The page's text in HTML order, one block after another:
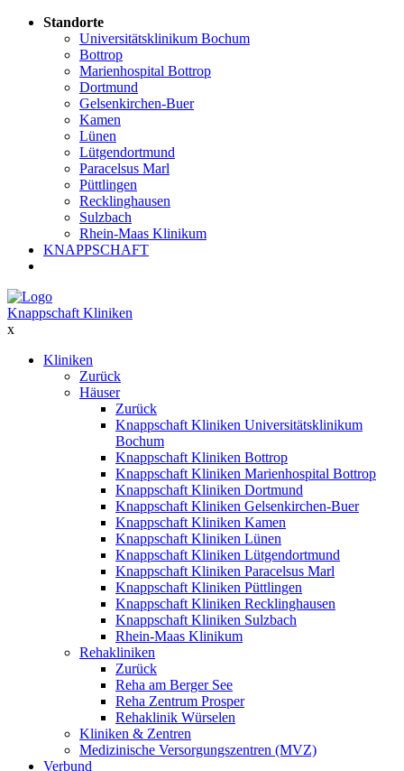
Standorte
Universitätsklinikum Bochum
Bottrop
Marienhospital Bottrop
Dortmund
Gelsenkirchen-Buer
Kamen
Lünen
Lütgendortmund
Paracelsus Marl
Püttlingen
Recklinghausen
Sulzbach
Rhein-Maas Klinikum
KNAPPSCHAFT
Knappschaft Kliniken
x
Kliniken
Zurück
Häuser
Zurück
Knappschaft Kliniken Universitätsklinikum
Bochum
Knappschaft Kliniken Bottrop
Knappschaft Kliniken Marienhospital Bottrop
Knappschaft Kliniken Dortmund
Knappschaft Kliniken Gelsenkirchen-Buer
Knappschaft Kliniken Kamen
Knappschaft Kliniken Lünen
Knappschaft Kliniken Lütgendortmund
Knappschaft Kliniken Paracelsus Marl
Knappschaft Kliniken Püttlingen
Knappschaft Kliniken Recklinghausen
Knappschaft Kliniken Sulzbach
Rhein-Maas Klinikum
Rehakliniken
Zurück
Reha am Berger See
Reha Zentrum Prosper
Rehaklinik Würselen
Kliniken & Zentren
Medizinische Versorgungszentren (MVZ)
Verbund